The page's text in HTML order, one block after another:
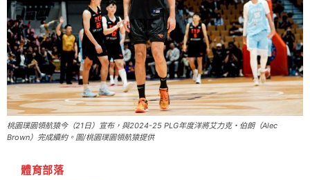
桃園璞園領航猿今（21日）宣布，與2024-25 PLG年度洋將艾力克・伯朗（Alec
Brown）完成續約。圖/桃園璞園領航猿提供
體育部落